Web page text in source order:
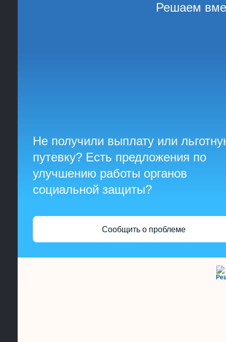
Решаем
Не получили выплату или
путевку? Есть предложения по
улучшению работы органов
социальной защиты?
Сообщить о проблеме